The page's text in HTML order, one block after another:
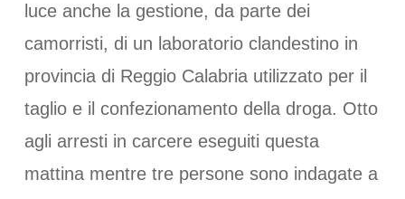
luce anche la gestione, da parte dei
camorristi, di un laboratorio clandestino in
provincia di Reggio Calabria utilizzato per il
taglio e il confezionamento della droga. Otto
agli arresti in carcere eseguiti questa
mattina mentre tre persone sono indagate a